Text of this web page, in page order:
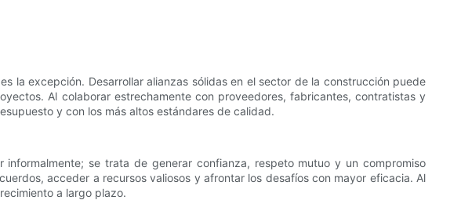
la excepción. Desarrollar alianzas sólidas en el sector de la construcción puede
Al colaborar estrechamente con proveedores, fabricantes, contratistas y
y con los más altos estándares de calidad.
se trata de generar confianza, respeto mutuo y un compromiso
acceder a recursos valiosos y afrontar los desafíos con mayor eficacia. Al
a largo plazo.